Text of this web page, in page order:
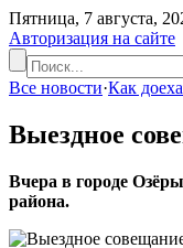
Пятница, 7 августа,
Авторизация на сайте
Все новости·Как
Выездное
Вчера в городе
района.